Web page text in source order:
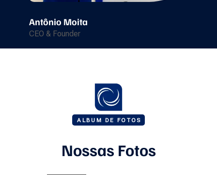
Antônio Moita
CEO & Founder
ALBUM DE FOTOS
Nossas Fotos